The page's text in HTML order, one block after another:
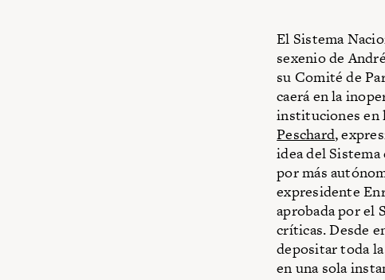
El Sistema
sexenio de
su Comité de
caerá en la
instituciones en
Peschard,
idea del
por más
expresidente
aprobada por el
críticas. Desde
depositar toda
en una sola